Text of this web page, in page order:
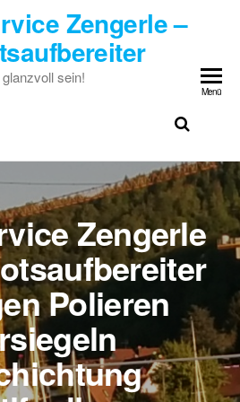
Zengerle –
sein!
Menü
Zengerle
Polieren